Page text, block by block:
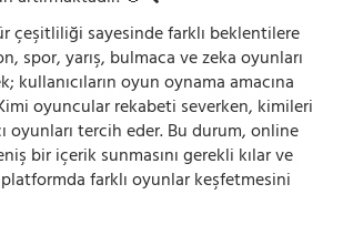
çeşitliliği sayesinde farklı beklentilere
spor, yarış, bulmaca ve zeka oyunları
kullanıcıların oyun oynama amacına
oyuncular rekabeti severken, kimileri
oyunları tercih eder. Bu durum, online
bir içerik sunmasını gerekli kılar ve
platformda farklı oyunlar keşfetmesini